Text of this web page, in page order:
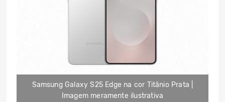
Samsung Galaxy S25 Edge na cor Titânio Prata |
Imagem meramente ilustrativa